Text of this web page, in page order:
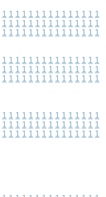
1 1 1 1 1 1 1 1 1 1 1 1 1 1 1
1 1 1 1 1 1 1 1 1 1 1 1 1 1 1
1 1 1 1 1 1 1 1 1 1 1 1 1 1 1
1 1 1 1 1 1 1 1 1 1 1 1 1 1 1
1 1 1 1 1 1 1 1 1 1 1 1 1 1 1
1 1 1 1 1 1 1 1 1 1 1 1 1 1 1
1 1 1 1 1 1 1 1 1 1 1 1 1 1 1
1 1 1 1 1 1 1 1 1 1 1 1 1 1 1
1 1 1 1 1 1 1 1 1 1 1 1 1 1 1